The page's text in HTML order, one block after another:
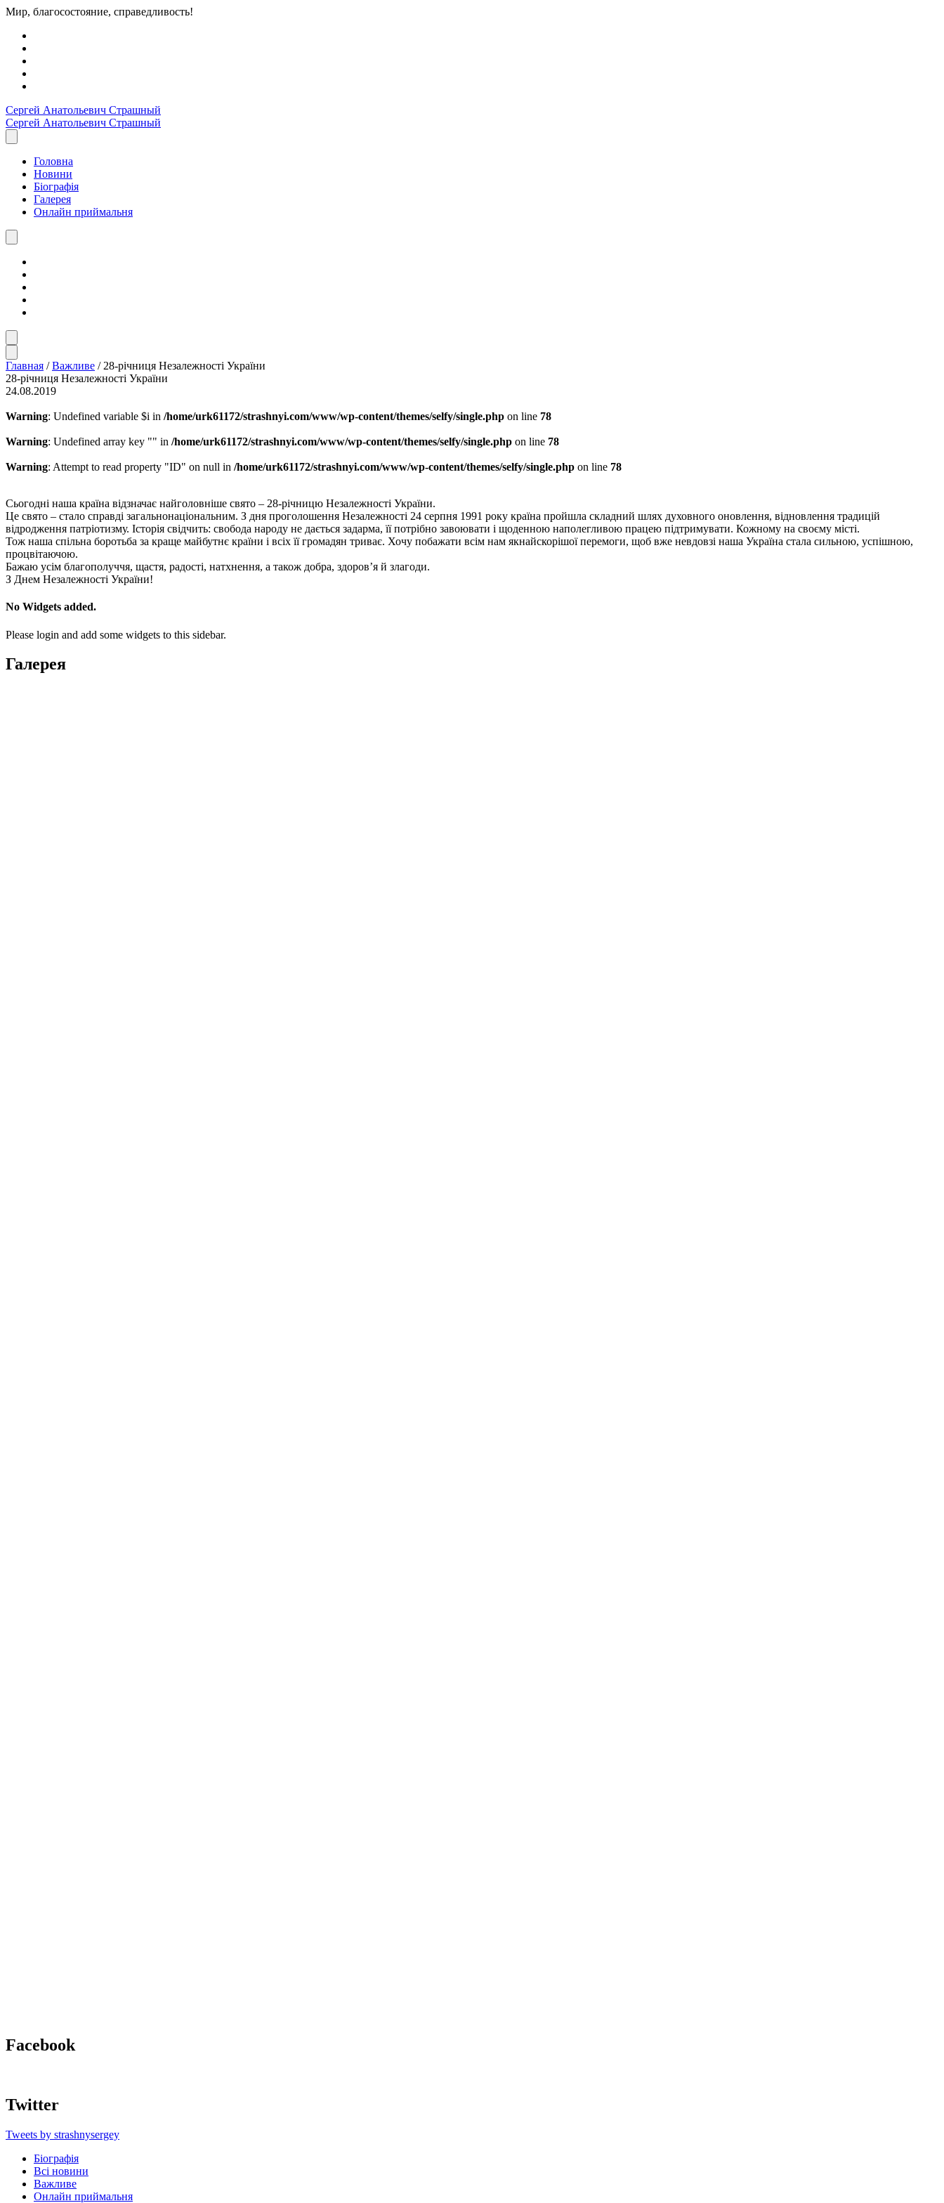
Мир, благосостояние, справедливость!
Сергей Анатольевич Страшный
Сергей Анатольевич Страшный
Головна
Новини
Біографія
Галерея
Онлайн приймальня
Главная / Важливе / 28-річниця Незалежності України
28-річниця Незалежності України
24.08.2019
Warning: Undefined variable $i in /home/urk61172/strashnyi.com/www/wp-content/themes/selfy/single.php on line 78
Warning: Undefined array key "" in /home/urk61172/strashnyi.com/www/wp-content/themes/selfy/single.php on line 78
Warning: Attempt to read property "ID" on null in /home/urk61172/strashnyi.com/www/wp-content/themes/selfy/single.php on line 78
Сьогодні наша країна відзначає найголовніше свято – 28-річницю Незалежності України.
Це свято – стало справді загальнонаціональним. З дня проголошення Незалежності 24 серпня 1991 року країна пройшла складний шлях духовного оновлення, відновлення традицій
відродження патріотизму. Історія свідчить: свобода народу не дається задарма, її потрібно завоювати і щоденною наполегливою працею підтримувати. Кожному на своєму місті.
Тож наша спільна боротьба за краще майбутнє країни і всіх її громадян триває. Хочу побажати всім нам якнайскорішої перемоги, щоб вже невдовзі наша Україна стала сильною, успішною,
процвітаючою.
Бажаю усім благополуччя, щастя, радості, натхнення, а також добра, здоров’я й злагоди.
З Днем Незалежності України!
No Widgets added.
Please login and add some widgets to this sidebar.
Галерея
Facebook
Twitter
Tweets by strashnysergey
Біографія
Всі новини
Важливе
Онлайн приймальня